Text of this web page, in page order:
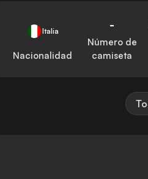
Italia
Nacionalidad
-
Número de
camiseta